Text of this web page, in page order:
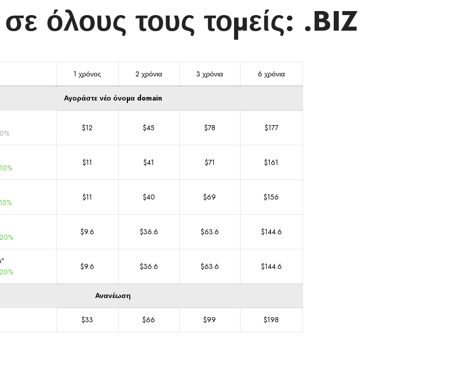
όλους τους τομείς: .BIZ
1 χρόνος 2 χρόνια 3 χρόνια 6 χρόνια
Αγοράστε νέο όνομα domain
$12 $45 $78 $177
$11 $41 $71 $161
$11 $40 $69 $156
$9.6 $36.6 $63.6 $144.6
$9.6 $36.6 $63.6 $144.6
Ανανέωση
$33 $66 $99 $198